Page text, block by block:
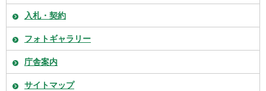
入札・契約
フォトギャラリー
庁舎案内
サイトマップ